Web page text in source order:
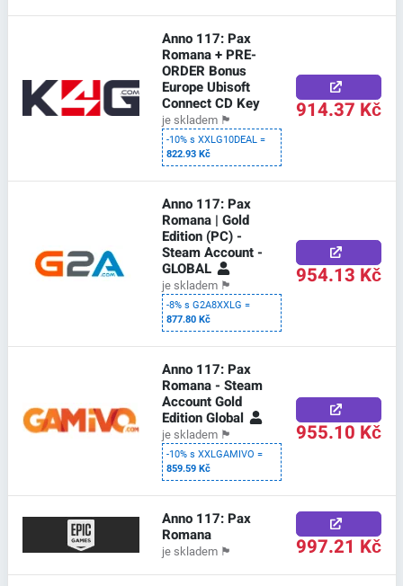
Anno 117: Pax
Romana + PRE-
ORDER Bonus
Europe Ubisoft
Connect CD Key
je skladem 🏴
-10% s XXLG10DEAL =
822.93 Kč
914.37 Kč
Anno 117: Pax
Romana | Gold
Edition (PC) -
Steam Account -
GLOBAL
je skladem 🏴
-8% s G2A8XXLG =
877.80 Kč
954.13 Kč
Anno 117: Pax
Romana - Steam
Account Gold
Edition Global
je skladem 🏴
-10% s XXLGAMIVO =
859.59 Kč
955.10 Kč
Anno 117: Pax
Romana
je skladem 🏴 997.21 Kč